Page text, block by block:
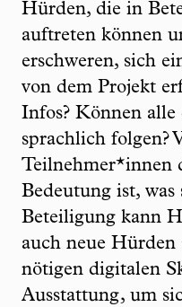
Hürden, die in
auftreten können
erschweren, sich
von dem Projekt
Infos? Können alle
sprachlich folgen?
Teilnehmer*innen
Bedeutung ist, was
Beteiligung kann
auch neue Hürden
nötigen digitalen
Ausstattung, um